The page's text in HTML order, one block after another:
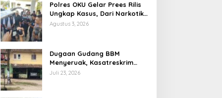
Polres OKU Gelar Prees Rilis
Ungkap Kasus, Dari Narkotika
Penyalahgunaan BBM Hingga
Agustus 3, 2026
Dugaan Gudang BBM
Menyeruak, Kasatreskrim
Polres OKU : Betul Sudah Kita
Juli 23, 2026